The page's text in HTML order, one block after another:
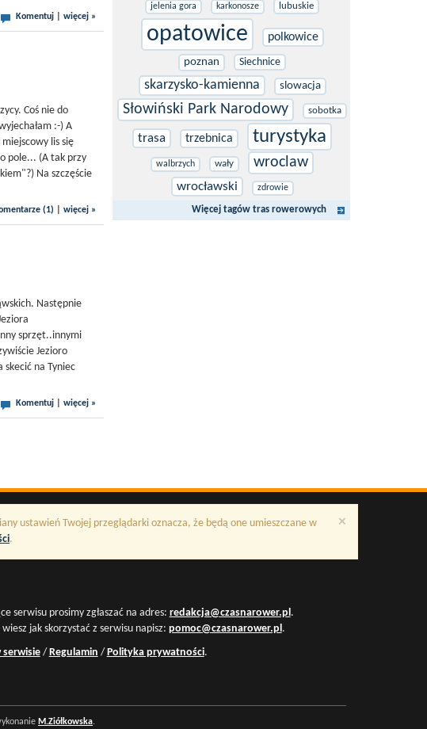
Komentuj więcej »
Coś nie do
:-) A
lis się
pole... (A tak przy
Na szczęście
(1) więcej »
Następnie
sprzęt..innymi
Jezioro
na Tyniec
Komentuj więcej »
jelenia gora karkonosze lubuskie
opatowice polkowice
poznan Siechnice
skarzysko-kamienna slowacja
Słowiński Park Narodowy sobotka
trasa trzebnica turystyka
walbrzych wały wroclaw
wrocławski zdrowie
Więcej tagów tras rowerowych
×
ustawień Twojej przeglądarki oznacza, że będą one umieszczane w
.
serwisu prosimy zgłaszać na adres: redakcja@czasnarower.pl.
wiesz jak skorzystać z serwisu napisz: pomoc@czasnarower.pl.
serwisie/ Regulamin / Polityka prywatności.
M.Ziółkowska.